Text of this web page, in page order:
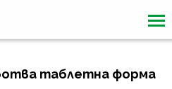
таблетна форма